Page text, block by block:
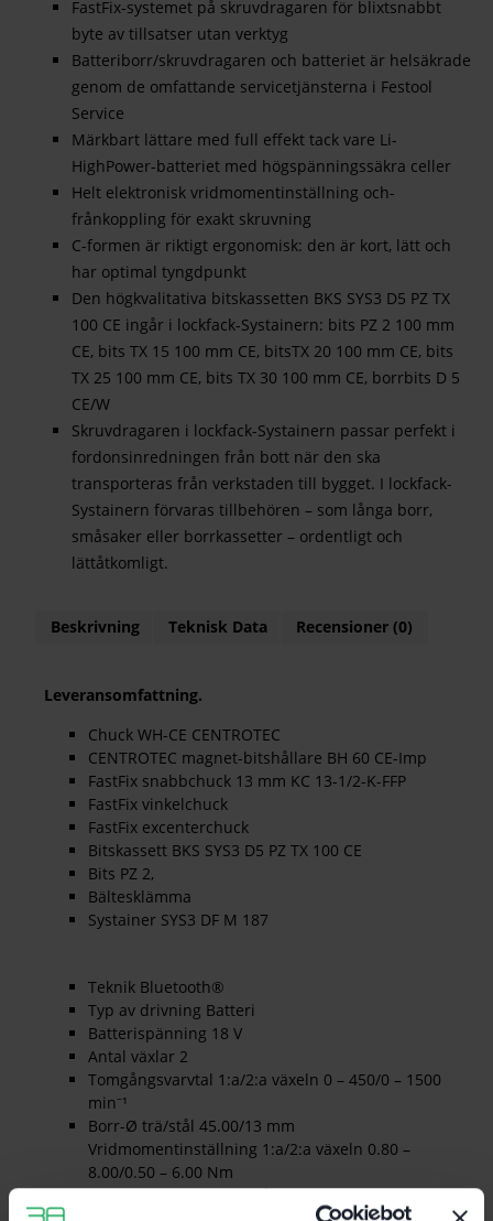
FastFix-systemet på skruvdragaren för blixtsnabbt
byte av tillsatser utan verktyg
Batteriborr/skruvdragaren och batteriet är helsäkrade
genom de omfattande servicetjänsterna i Festool
Service
Märkbart lättare med full effekt tack vare Li-
HighPower-batteriet med högspänningssäkra celler
Helt elektronisk vridmomentinställning och-
frånkoppling för exakt skruvning
C-formen är riktigt ergonomisk: den är kort, lätt och
har optimal tyngdpunkt
Den högkvalitativa bitskassetten BKS SYS3 D5 PZ TX
100 CE ingår i lockfack-Systainern: bits PZ 2 100 mm
CE, bits TX 15 100 mm CE, bitsTX 20 100 mm CE, bits
TX 25 100 mm CE, bits TX 30 100 mm CE, borrbits D 5
CE/W
Skruvdragaren i lockfack-Systainern passar perfekt i
fordonsinredningen från bott när den ska
transporteras från verkstaden till bygget. I lockfack-
Systainern förvaras tillbehören – som långa borr,
småsaker eller borrkassetter – ordentligt och
lättåtkomligt.
Beskrivning Teknisk Data Recensioner (0)
Leveransomfattning.
Chuck WH-CE CENTROTEC
CENTROTEC magnet-bitshållare BH 60 CE-Imp
FastFix snabbchuck 13 mm KC 13-1/2-K-FFP
FastFix vinkelchuck
FastFix excenterchuck
Bitskassett BKS SYS3 D5 PZ TX 100 CE
Bits PZ 2,
Bältesklämma
Systainer SYS3 DF M 187
Teknik Bluetooth®
Typ av drivning Batteri
Batterispänning 18 V
Antal växlar 2
Tomgångsvarvtal 1:a/2:a växeln 0 – 450/0 – 1500
min⁻¹
Borr-Ø trä/stål 45.00/13 mm
Vridmomentinställning 1:a/2:a växeln 0.80 –
8.00/0.50 – 6.00 Nm
Max. vridmoment trä/stål 35/50 Nm